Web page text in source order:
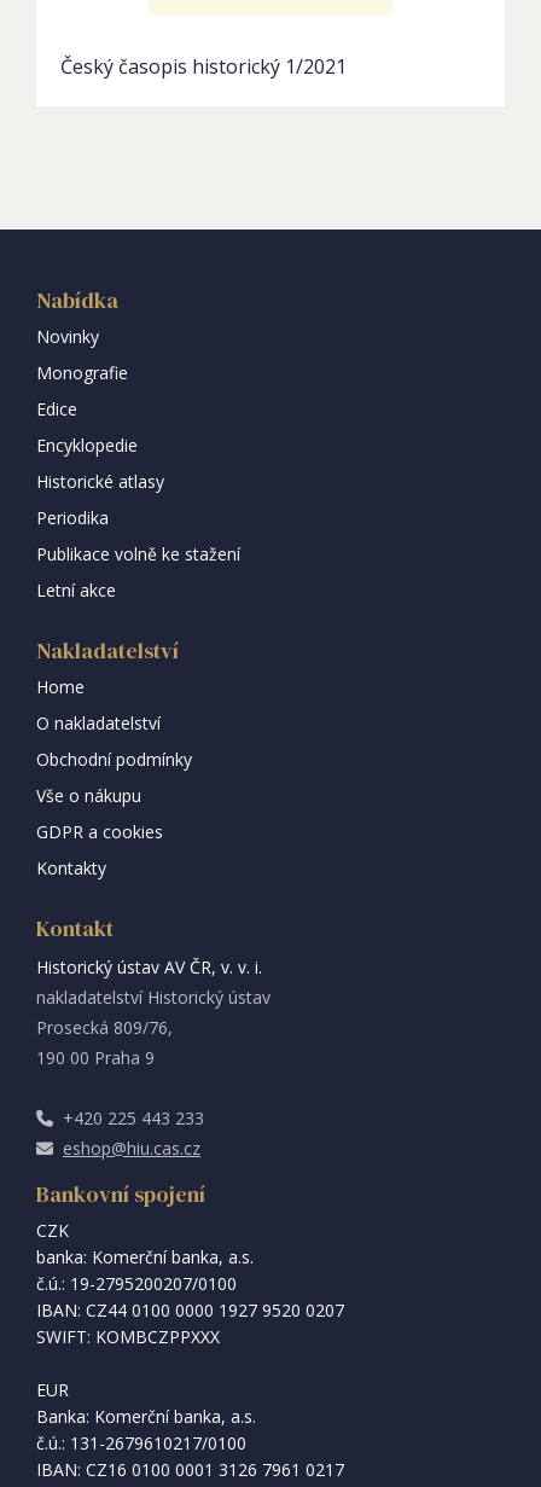
Český časopis historický 1/2021
Nabídka
Novinky
Monografie
Edice
Encyklopedie
Historické atlasy
Periodika
Publikace volně ke stažení
Letní akce
Nakladatelství
Home
O nakladatelství
Obchodní podmínky
Vše o nákupu
GDPR a cookies
Kontakty
Kontakt
Historický ústav AV ČR, v. v. i.
nakladatelství Historický ústav
Prosecká 809/76,
190 00 Praha 9
+420 225 443 233
eshop@hiu.cas.cz
Bankovní spojení
CZK
banka: Komerční banka, a.s.
č.ú.: 19-2795200207/0100
IBAN: CZ44 0100 0000 1927 9520 0207
SWIFT: KOMBCZPPXXX
EUR
Banka: Komerční banka, a.s.
č.ú.: 131-2679610217/0100
IBAN: CZ16 0100 0001 3126 7961 0217